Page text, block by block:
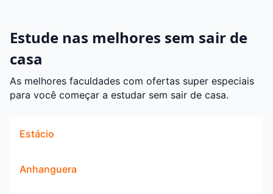
Estude nas melhores sem sair de
casa
As melhores faculdades com ofertas super especiais
para você começar a estudar sem sair de casa.
Estácio
Anhanguera